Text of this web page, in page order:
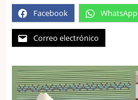
Facebook WhatsApp
Correo electrónico